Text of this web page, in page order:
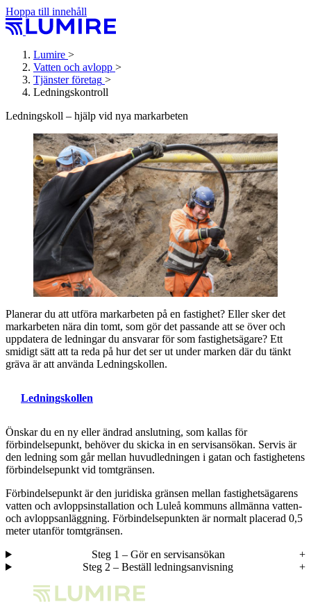
Hoppa till innehåll
Lumire >
Vatten och avlopp >
Tjänster företag >
Ledningskontroll
Ledningskoll – hjälp vid nya markarbeten
Planerar du att utföra markarbeten på en fastighet? Eller sker det
markarbeten nära din tomt, som gör det passande att se över och
uppdatera de ledningar du ansvarar för som fastighetsägare? Ett
smidigt sätt att ta reda på hur det ser ut under marken där du tänkt
gräva är att använda Ledningskollen.
Ledningskollen
Önskar du en ny eller ändrad anslutning, som kallas för
förbindelsepunkt, behöver du skicka in en servisansökan. Servis är
den ledning som går mellan huvudledningen i gatan och fastighetens
förbindelsepunkt vid tomtgränsen.
Förbindelsepunkt är den juridiska gränsen mellan fastighetsägarens
vatten och avloppsinstallation och Luleå kommuns allmänna vatten-
och avloppsanläggning. Förbindelsepunkten är normalt placerad 0,5
meter utanför tomtgränsen.
Steg 1 – Gör en servisansökan
Steg 2 – Beställ ledningsanvisning